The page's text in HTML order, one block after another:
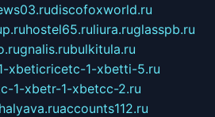
discofoxworld.ru
hostel65.ruliura.ruglasspb.ru
gnalis.rubulkitula.ru
xbeticricetc-1-xbetti-5.ru
1-xbetr-1-xbetcc-2.ru
accounts112.ru